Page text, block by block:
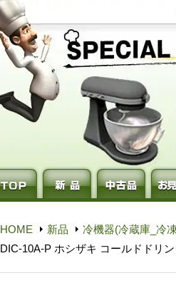
HOME 新品 冷機器(冷蔵庫_冷
DIC-10A-P ホシザキ コールドドリ